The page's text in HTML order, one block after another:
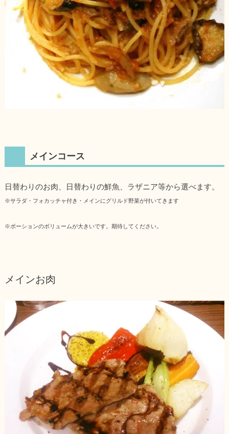
メインコース
日替わりのお肉、日替わりの鮮魚、ラザニア等から選べます。
※サラダ・フォカッチャ付き・メインにグリルド野菜が付いてきます
※ポーションのボリュームが大きいです。期待してください。
メインお肉